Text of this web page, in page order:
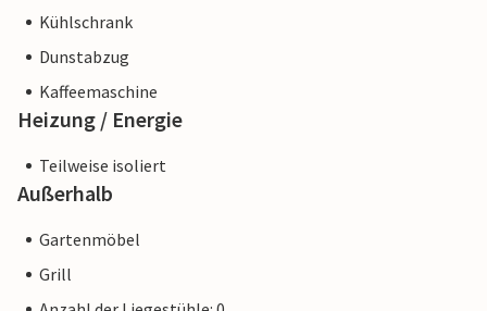
Kühlschrank
Dunstabzug
Kaffeemaschine
Heizung / Energie
Teilweise isoliert
Außerhalb
Gartenmöbel
Grill